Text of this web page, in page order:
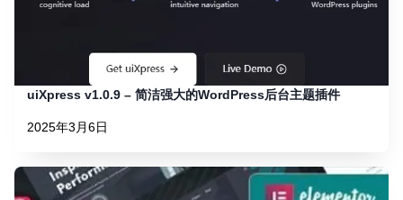
uiXpress v1.0.9 – 简洁强大的WordPress后台主题插件
2025年3月6日